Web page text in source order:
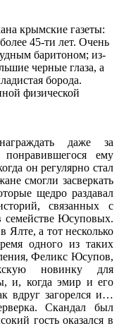
крымские газеты:
45-ти лет. Очень
баритоном; из-
черные глаза, а
борода.
физической
даже за
ему
он регулярно стал
смогли засверкать
щедро раздавал
связанных с
семействе Юсуповых.
Ялте, а тот несколько
одного из таких
Феликс Юсупов,
новинку для
и, когда эмир и его
вдруг загорелся и…
Скандал был
гость оказался в